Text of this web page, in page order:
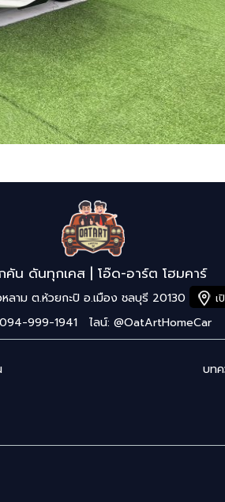
คัน ดันทุกเคส | โอ๊ด-อาร์ต โฮมคาร์
ลาม ต.ห้วยกะปิ อ.เมือง ชลบุรี 20130 เ
999-1941 ไลน์: @OatArtHomeCar
บท